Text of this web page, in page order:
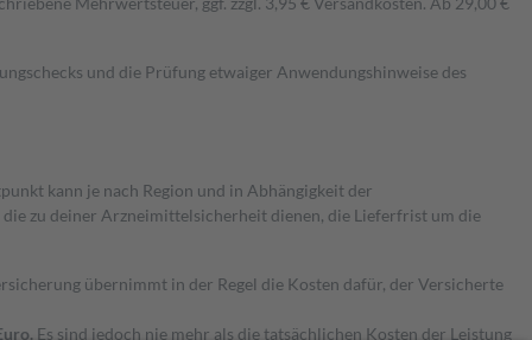
und die Prüfung etwaiger Anwendungshinweise des
kann je nach Region und in Abhängigkeit der
zu deiner Arzneimittelsicherheit dienen, die Lieferfrist um die
übernimmt in der Regel die Kosten dafür, der Versicherte
Es sind jedoch nie mehr als die tatsächlichen Kosten der Leistung